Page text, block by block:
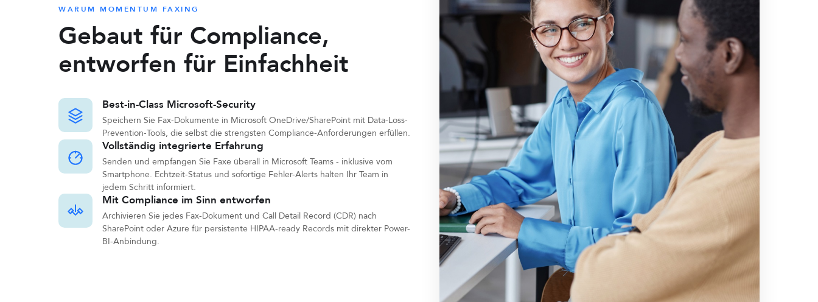
WARUM MOMENTUM FAXING
Gebaut für Compliance,
entworfen für Einfachheit
Best-in-Class Microsoft-Security
Speichern Sie Fax-Dokumente in Microsoft OneDrive/SharePoint mit Data-Loss-
Prevention-Tools, die selbst die strengsten Compliance-Anforderungen erfüllen.
Vollständig integrierte Erfahrung
Senden und empfangen Sie Faxe überall in Microsoft Teams - inklusive vom
Smartphone. Echtzeit-Status und sofortige Fehler-Alerts halten Ihr Team in
jedem Schritt informiert.
Mit Compliance im Sinn entworfen
Archivieren Sie jedes Fax-Dokument und Call Detail Record (CDR) nach
SharePoint oder Azure für persistente HIPAA-ready Records mit direkter Power-
BI-Anbindung.